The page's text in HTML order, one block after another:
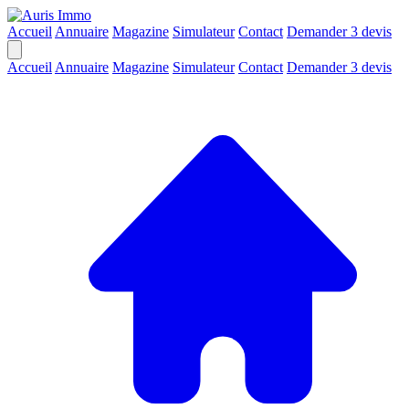
Accueil Annuaire Magazine Simulateur Contact Demander 3 devis
Accueil Annuaire Magazine Simulateur Contact Demander 3 devis